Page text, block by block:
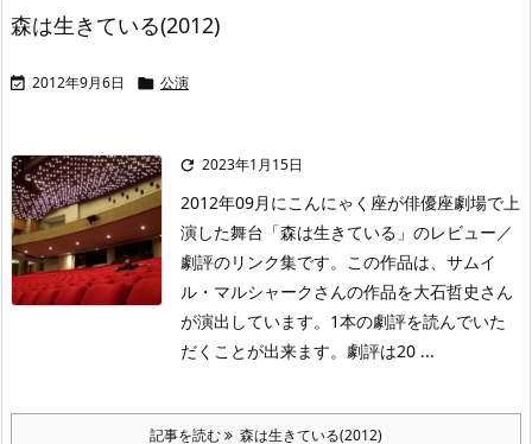
森は生きている(2012)
 2012年9月6日  公演
 2023年1月15日
2012年09月にこんにゃく座が俳優座劇場で上
演した舞台「森は生きている」のレビュー／
劇評のリンク集です。この作品は、サムイ
ル・マルシャークさんの作品を大石哲史さん
が演出しています。1本の劇評を読んでいた
だくことが出来ます。劇評は20 ...
記事を読む 森は生きている(2012)